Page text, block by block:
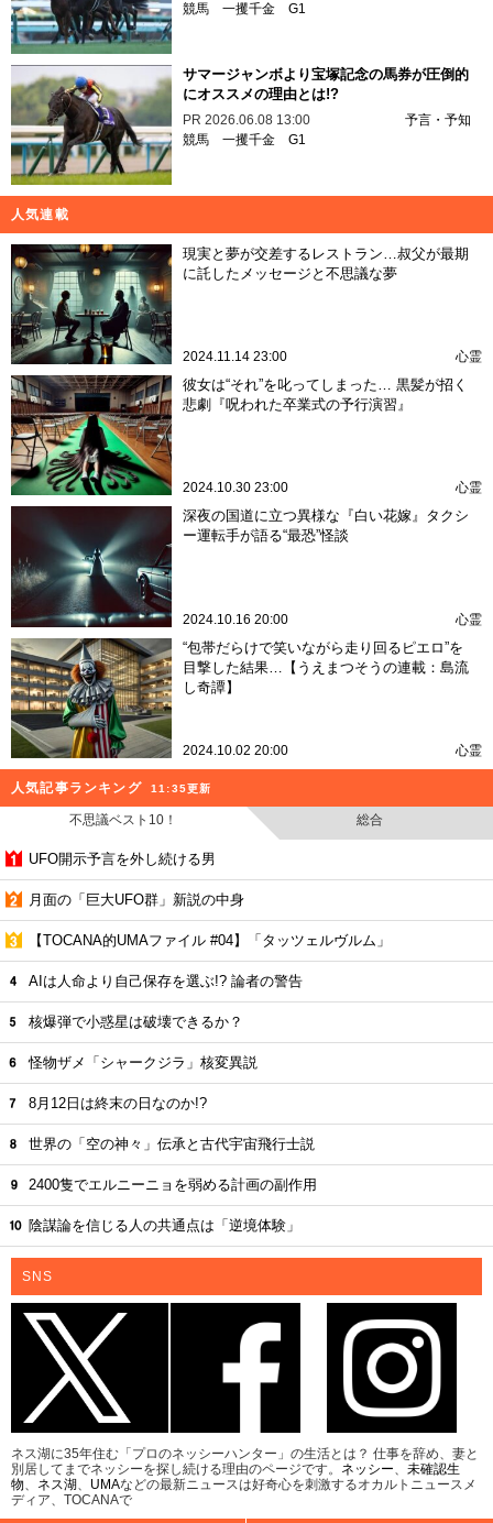
競馬 一攫千金 G1
サマージャンボより宝塚記念の馬券が圧倒的
にオススメの理由とは!?
PR 2026.06.08 13:00
予言・予知
競馬 一攫千金 G1
人気連載
現実と夢が交差するレストラン…叔父が最期
に託したメッセージと不思議な夢
2024.11.14 23:00 心霊
彼女は“それ”を叱ってしまった… 黒髪が招く
悲劇『呪われた卒業式の予行演習』
2024.10.30 23:00 心霊
深夜の国道に立つ異様な『白い花嫁』タクシ
ー運転手が語る“最恐”怪談
2024.10.16 20:00 心霊
“包帯だらけで笑いながら走り回るピエロ”を
目撃した結果…【うえまつそうの連載：島流
し奇譚】
2024.10.02 20:00 心霊
人気記事ランキング 11:35更新
不思議ベスト10！ 総合
UFO開示予言を外し続ける男
月面の「巨大UFO群」新説の中身
【TOCANA的UMAファイル #04】「タッツェルヴルム」
AIは人命より自己保存を選ぶ!? 論者の警告
核爆弾で小惑星は破壊できるか？
怪物ザメ「シャークジラ」核変異説
8月12日は終末の日なのか!?
世界の「空の神々」伝承と古代宇宙飛行士説
2400隻でエルニーニョを弱める計画の副作用
陰謀論を信じる人の共通点は「逆境体験」
SNS
ネス湖に35年住む「プロのネッシーハンター」の生活とは？ 仕事を辞め、妻と
別居してまでネッシーを探し続ける理由のページです。 ネッシー、 未確認生
物、 ネス湖、 UMAなどの最新ニュースは好奇心を刺激するオカルトニュースメ
ディア、TOCANAで